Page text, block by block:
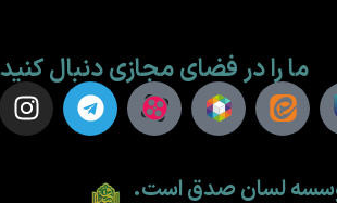
ما را در فضای مجازی دنبال کنید
لسان صدق است.